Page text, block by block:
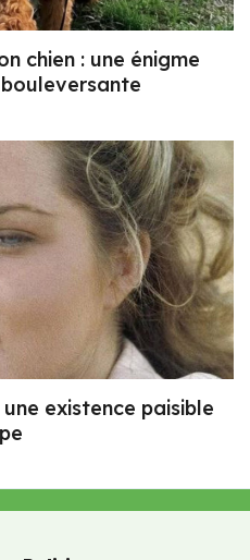
chien : une énigme
existence paisible